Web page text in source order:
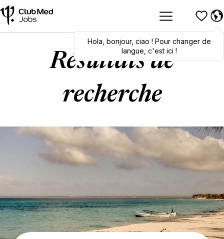
Hola,bonjour,ciao! To switch
languages, click here!
Hola bonjour, ciao ! Pour changer de
langue, c'est ici !
Résultats de
recherche